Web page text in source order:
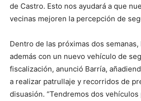
de Castro. Esto nos ayudará a que
vecinas mejoren la percepción de
Dentro de las próximas dos
además con un nuevo vehículo de
fiscalización, anunció Barría,
a realizar patrullaje y recorridos de
disuasión. “Tendremos dos vehículos